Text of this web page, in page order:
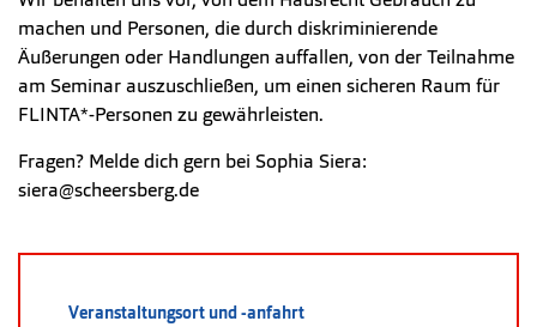
machen und Personen, die durch diskriminierende
Äußerungen oder Handlungen auffallen, von der Teilnahme
am Seminar auszuschließen, um einen sicheren Raum für
FLINTA*-Personen zu gewährleisten.
Fragen? Melde dich gern bei Sophia Siera:
siera@scheersberg.de
Veranstaltungsort und -anfahrt